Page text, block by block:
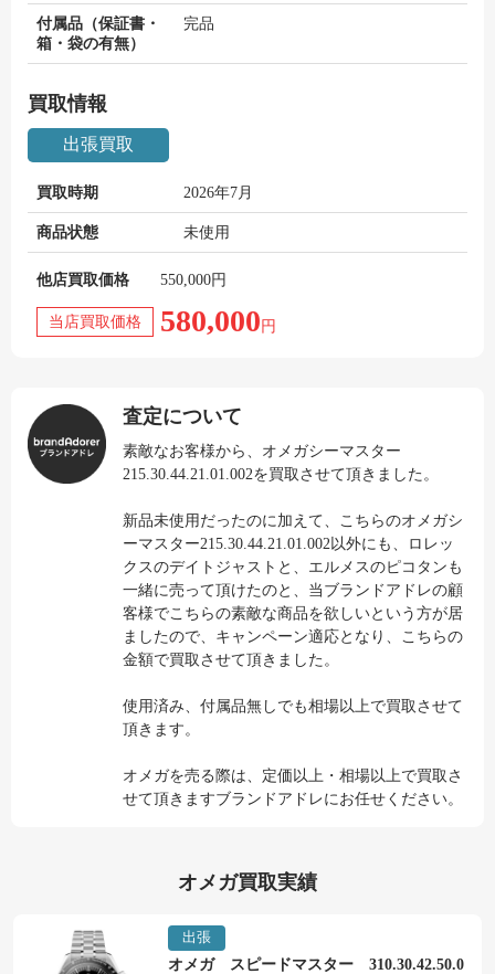
付属品（保証書・
箱・袋の有無）
完品
買取情報
出張買取
買取時期 2026年7月
商品状態 未使用
他店買取価格 550,000円
当店買取価格 580,000 円
査定について
素敵なお客様から、オメガシーマスター
215.30.44.21.01.002を買取させて頂きました。
新品未使用だったのに加えて、こちらのオメガシ
ーマスター215.30.44.21.01.002以外にも、ロレッ
クスのデイトジャストと、エルメスのピコタンも
一緒に売って頂けたのと、当ブランドアドレの顧
客様でこちらの素敵な商品を欲しいという方が居
ましたので、キャンペーン適応となり、こちらの
金額で買取させて頂きました。
使用済み、付属品無しでも相場以上で買取させて
頂きます。
オメガを売る際は、定価以上・相場以上で買取さ
せて頂きますブランドアドレにお任せください。
オメガ買取実績
出張
オメガ スピードマスター 310.30.42.50.0